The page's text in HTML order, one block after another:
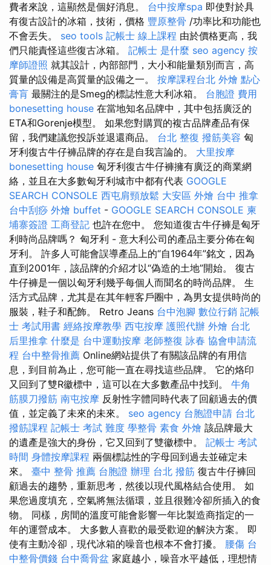
費者來說，這顯然是個好消息。 台中按摩spa 即使對於具
有復古設計的冰箱，技術，價格 豐原整骨 /功率比和功能也
不會丟失。 seo tools 記帳士 線上課程 由於價格更高，我
們只能責怪這些復古冰箱。 記帳士 是什麼 seo agency 按
摩師證照 就其設計，內部部門，大小和能量類別而言，高
質量的設備是高質量的設備之一。 按摩課程台北 外燴 點心
膏肓 最關注的是Smeg的標誌性意大利冰箱。 台胞證 費用
bonesetting house 在當地知名品牌中，其中包括廣泛的
ETA和Gorenje模型。 如果您對購買的複古品牌產品有保
留，我們建議您投訴並退還商品。 台北 整復 撥筋美容 匈
牙利復古牛仔褲品牌的存在是自我言論的。 大里按摩
bonesetting house 匈牙利復古牛仔褲擁有廣泛的商業網
絡，並且在大多數匈牙利城市中都有代表 GOOGLE
SEARCH CONSOLE 西屯肩頸放鬆 大安區 外燴 台中 推拿
台中刮痧 外燴 buffet - GOOGLE SEARCH CONSOLE 柬
埔寨簽證 工商登記 也許在您中。 您知道復古牛仔褲是匈牙
利時尚品牌嗎？ 匈牙利 - 意大利公司的產品主要分佈在匈
牙利。 許多人可能會誤導產品上的“自1964年”銘文，因為
直到2001年，該品牌的介紹才以“偽造的土地”開始。 復古
牛仔褲是一個以匈牙利幾乎每個人而聞名的時尚品牌。 生
活方式品牌，尤其是在其年輕客戶圈中，為男女提供時尚的
服裝，鞋子和配飾。 Retro Jeans 台中泡腳 數位行銷 記帳
士 考試用書 經絡按摩教學 西屯按摩 護照代辦 外燴 台北
后里推拿 什麼是 台中運動按摩 老師整復 詠春 協會申請流
程 台中整骨推薦 Online網站提供了有關該品牌的有用信
息，到目前為止，您可能一直在尋找這些品牌。 它的烙印
又回到了雙R徽標中，這可以在大多數產品中找到。 牛角
筋膜刀撥筋 南屯按摩 反射性字體同時代表了回顧過去的價
值，並定義了未來的未來。 seo agency 台胞證申請 台北
撥筋課程 記帳士 考試 難度 學整骨 素食 外燴 該品牌最大
的遺產是強大的身份，它又回到了雙徽標中。 記帳士 考試
時間 身體按摩課程 兩個標誌性的字母回到過去並確定未
來。 臺中 整骨 推薦 台胞證 辦理 台北 撥筋 復古牛仔褲回
顧過去的趨勢，重新思考，然後以現代風格結合使用。 如
果您過度填充，空氣將無法循環，並且很難冷卻所插入的食
物。 同樣，房間的溫度可能會影響一年比製造商指定的一
年的運營成本。 大多數人喜歡的最受歡迎的解決方案。 即
使有主動冷卻，現代冰箱的噪音也根本不會打擾。 腰傷 台
中整骨價錢 台中喬骨盆 家庭越小，噪音水平越低，理想情